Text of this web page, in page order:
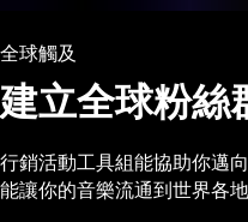
全球觸及
建立全球粉絲
行銷活動工具組能協助你邁
能讓你的音樂流通到世界各地